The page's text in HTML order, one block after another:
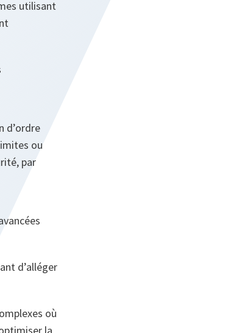
utilisant
d’ordre
ou
par
d’alléger
où